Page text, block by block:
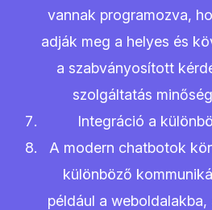
vannak programozva,
adják meg a helyes és
a szabványosított
szolgáltatás
Integráció a
A modern chatbotok
különböző
például a